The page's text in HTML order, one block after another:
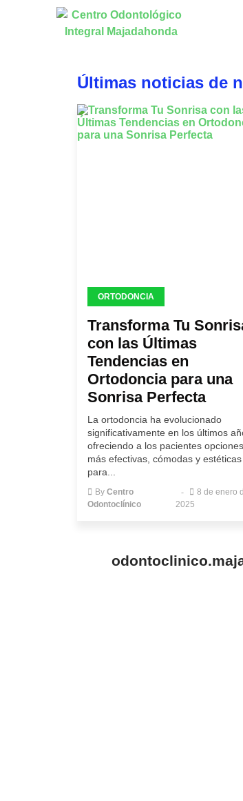
Últimas noticias de
ORTODONCIA
Transforma Tu
con las Últimas
Tendencias en
Ortodoncia para una
Sonrisa Perfecta
La ortodoncia ha evolucionado
significativamente en los últimos
ofreciendo a los pacientes opciones
más efectivas, cómodas y estéticas
para...
By Centro
Odontoclínico
8 de enero
2025